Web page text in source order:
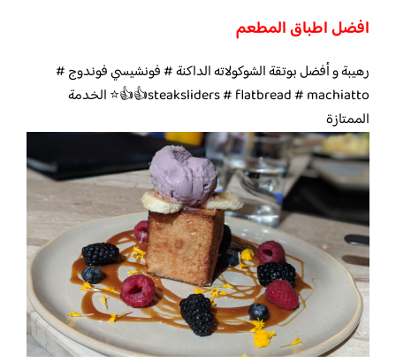
افضل اطباق المطعم
رهيبة و أفضل بوتقة الشوكولاته الداكنة # فونشيسي فوندوج #
steaksliders # flatbread # machiatto👍👍⭐️ الخدمة
الممتازة